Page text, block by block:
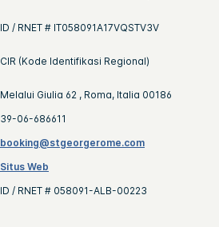
ID / RNET # IT058091A17VQSTV3V
CIR (Kode Identifikasi Regional)
Melalui Giulia 62 , Roma, Italia 00186
39-06-686611
booking@stgeorgerome.com
Situs Web
ID / RNET # 058091-ALB-00223